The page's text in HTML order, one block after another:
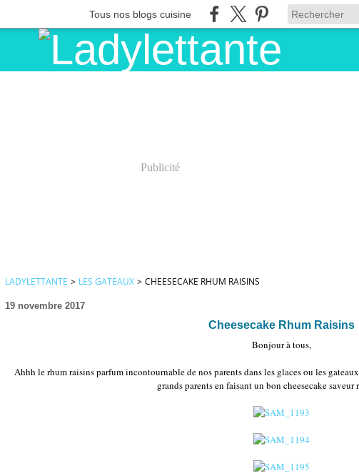
Tous nos blogs cuisine
Publicité
LADYLETTANTE > LES GATEAUX > CHEESECAKE RHUM RAISINS
19 novembre 2017
Cheesecake Rhum Raisins
Bonjour à tous,
Ahhh le rhum raisins parfum incontournable de nos parents dans les glaces ou les
grands parents en faisant un bon cheesecake saveur